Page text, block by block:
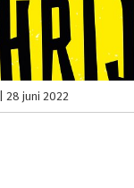
28 juni 2022